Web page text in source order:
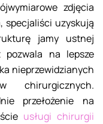
zdjęcia
specjaliści uzyskują
jamy ustnej
pozwala na lepsze
nieprzewidzianych
chirurgicznych.
przełożenie na
usługi chirurgii